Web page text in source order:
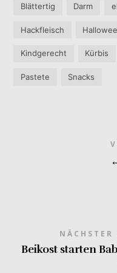
Blättertig Darm
Hackfleisch
Kindgerecht Kürbis
Pastete Snacks
NÄCHSTER
Beikost starten